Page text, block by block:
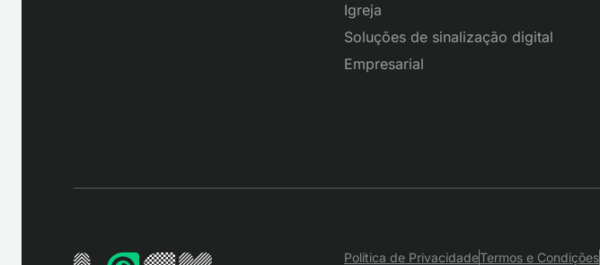
Igreja
Soluções de sinalização digital
Empresarial
Política de PrivacidadeTermos e Condições